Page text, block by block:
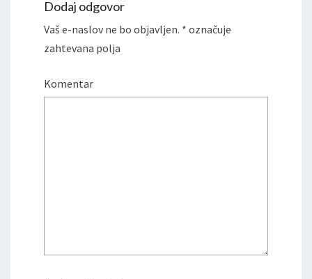
Dodaj odgovor
Vaš e-naslov ne bo objavljen. * označuje
zahtevana polja
Komentar